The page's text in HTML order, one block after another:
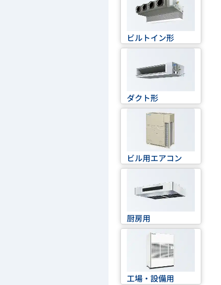
ビルトイン形
ダクト形
ビル用エアコン
厨房用
工場・設備用